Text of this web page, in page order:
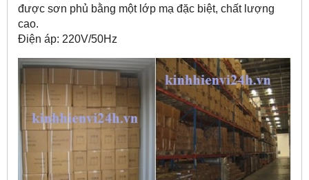
được sơn phủ bằng một lớp mạ đặc biệt, chất lượng
cao.
Điện áp: 220V/50Hz